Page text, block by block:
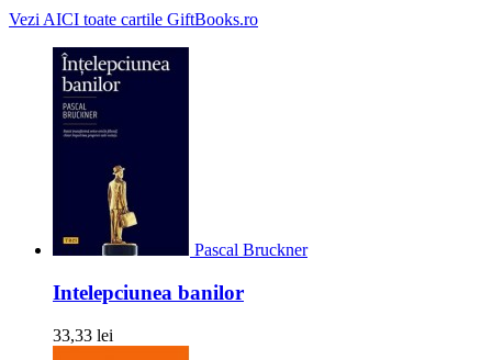
Vezi AICI toate cartile GiftBooks.ro
Pascal Bruckner
Intelepciunea banilor
33,33 lei